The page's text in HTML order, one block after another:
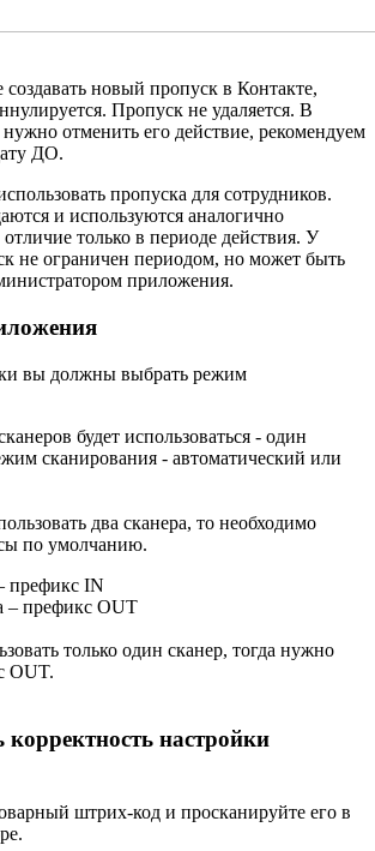
новый пропуск в Контакте,
Пропуск не удаляется. В
нужно отменить его действие, рекомендуем
ДО.
пропуска для сотрудников.
и используются аналогично
только в периоде действия. У
не ограничен периодом, но может быть
приложения.
вы должны выбрать режим
будет использоваться - один
сканирования - автоматический или
два сканера, то необходимо
по умолчанию.
префикс IN
– префикс OUT
только один сканер, тогда нужно
OUT.
настройки
штрих-код и просканируйте его в